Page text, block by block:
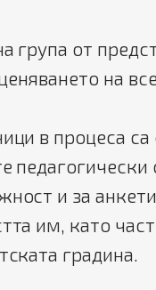
група от
на
в процеса
и за
им, като
градина.